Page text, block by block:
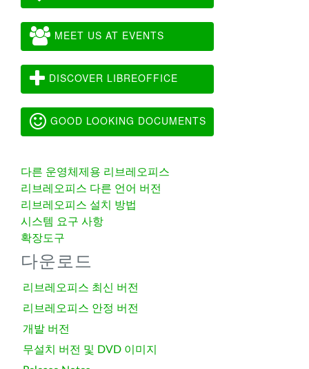
MEET US AT EVENTS
DISCOVER LIBREOFFICE
GOOD LOOKING DOCUMENTS
다른 운영체제용 리브레오피스
리브레오피스 다른 언어 버전
리브레오피스 설치 방법
시스템 요구 사항
확장도구
다운로드
리브레오피스 최신 버전
리브레오피스 안정 버전
개발 버전
무설치 버전 및 DVD 이미지